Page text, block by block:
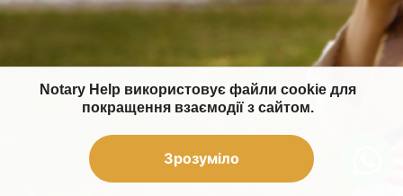
Notary Help використовує файли cookie для
покращення взаємодії з сайтом.